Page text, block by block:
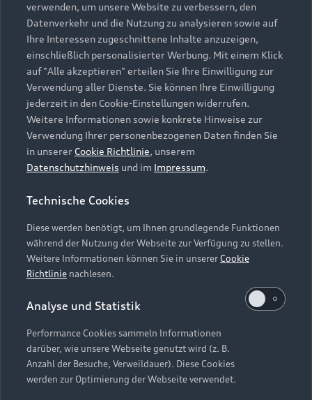
Modelle vergleichen
Elektromodelle
Plug-in-Hybride
Neuwagensuche
Gebrauchtwagensuche
Gebrauchtwagen
Finanzierung
Aktionen & Angebote
Geschäftskunden
Service & Zubehör
Saisonale Angebote
Audi Services
Garantie
Audi digital services
myAudi
Support
Kundenservice
Händlersuche
Audi Code
Online-Terminvereinbarung
Servicekontakt
Vertrag widerrufen
Über Audi
Unternehmen
Karriere
Investor Relations
Presse & Media Center
Datenschutz
Audi erleben
Newsletter
Impressum Rechtliches
Hinweisgebersystem
Datenschutzinformation
Cookie-Einstellungen
Cookie-Richtlinie
Barrierefreiheit
Hinweis: Die aktuelle Darstellung und Anordnung der
Embleme am Fahrzeug bei allen Abbildungen auf dieser
Webseite kann abweichen.
verwenden, um unsere Website zu verbessern, den
Datenverkehr und die Nutzung zu analysieren sowie auf
Ihre Interessen zugeschnittene Inhalte anzuzeigen,
einschließlich personalisierter Werbung. Mit einem Klick
auf "Alle akzeptieren" erteilen Sie Ihre Einwilligung zur
Verwendung aller Dienste. Sie können Ihre Einwilligung
jederzeit in den Cookie-Einstellungen widerrufen.
Weitere Informationen sowie konkrete Hinweise zur
Verwendung Ihrer personenbezogenen Daten finden Sie
in unserer Cookie Richtlinie, unserem
Datenschutzhinweis und im Impressum.
Technische Cookies
Diese werden benötigt, um Ihnen grundlegende Funktionen
während der Nutzung der Webseite zur Verfügung zu stellen.
Weitere Informationen können Sie in unsererCookie
Richtlinie nachlesen.
Analyse und Statistik
Performance Cookies sammeln Informationen
darüber, wie unsere Webseite genutzt wird (z. B.
Anzahl der Besuche, Verweildauer). Diese Cookies
werden zur Optimierung der Webseite verwendet.